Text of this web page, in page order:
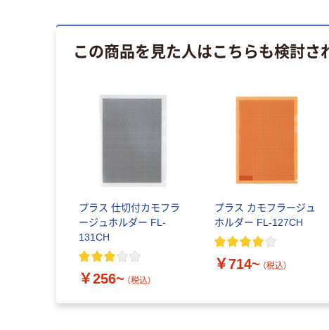
この商品を見た人はこちらも検討さ
プラス 仕切付カモフラ
ージュホルダー FL-
131CH
￥256~ （税込）
プラス カモフラージュ
ホルダー FL-127CH
￥714~ （税込）